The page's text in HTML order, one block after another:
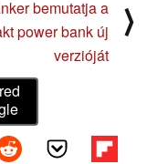
bemutatja a
power bank új
verzióját
⟩